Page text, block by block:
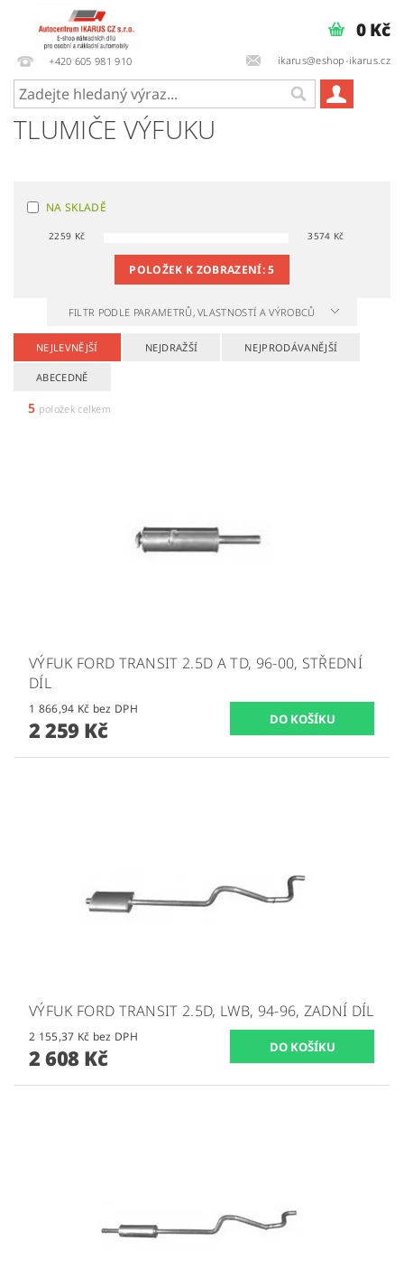
+420 605 981 910 ikarus@eshop-ikarus.cz
0 Kč
TLUMIČE VÝFUKU
NA SKLADĚ
2259 Kč 3574 Kč
POLOŽEK K ZOBRAZENÍ:5
FILTR PODLE PARAMETRŮ, VLASTNOSTÍ A VÝROBCŮ
NEJLEVNĚJŠÍ NEJDRAŽŠÍ NEJPRODÁVANĚJŠÍ
ABECEDNĚ
5 položek celkem
VÝFUK FORD TRANSIT 2.5D A TD, 96-00, STŘEDNÍ
DÍL
1 866,94 Kč bez DPH
2 259 Kč
VÝFUK FORD TRANSIT 2.5D, LWB, 94-96, ZADNÍ DÍL
2 155,37 Kč bez DPH
2 608 Kč